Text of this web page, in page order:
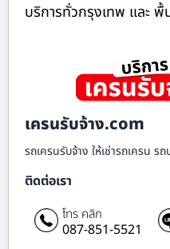
บริการทั่วกรุงเทพ และ พื้
เครนรับจ้าง.com
รถเครนรับจ้าง ให้เช่ารถเครน
ติดต่อเรา
โทร คลิก
087-851-5521